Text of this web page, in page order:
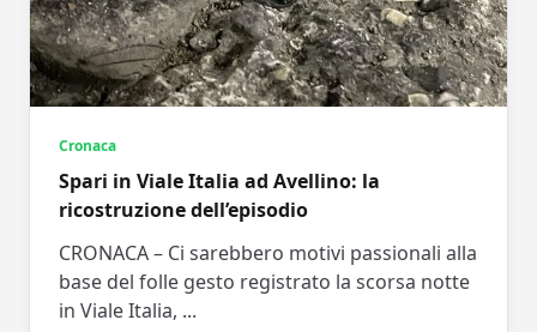
Cronaca
Spari in Viale Italia ad Avellino: la
ricostruzione dell’episodio
CRONACA – Ci sarebbero motivi passionali alla
base del folle gesto registrato la scorsa notte
in Viale Italia, ...